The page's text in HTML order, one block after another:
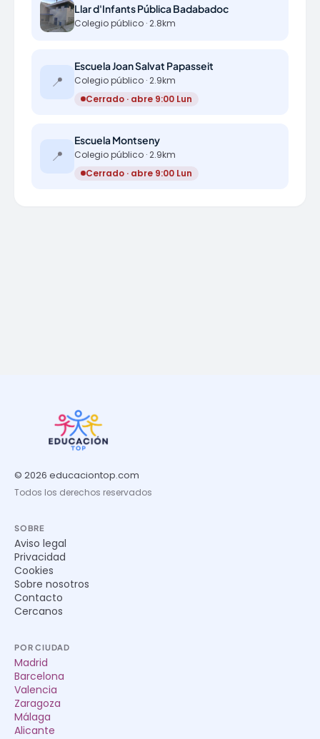
Llar d'Infants Pública Badabadoc
Colegio público · 2.8km
📍
Escuela Joan Salvat Papasseit
Colegio público · 2.9km
Cerrado · abre 9:00 Lun
📍
Escuela Montseny
Colegio público · 2.9km
Cerrado · abre 9:00 Lun
© 2026 educaciontop.com
Todos los derechos reservados
SOBRE
Aviso legal
Privacidad
Cookies
Sobre nosotros
Contacto
Cercanos
POR CIUDAD
Madrid
Barcelona
Valencia
Zaragoza
Málaga
Alicante